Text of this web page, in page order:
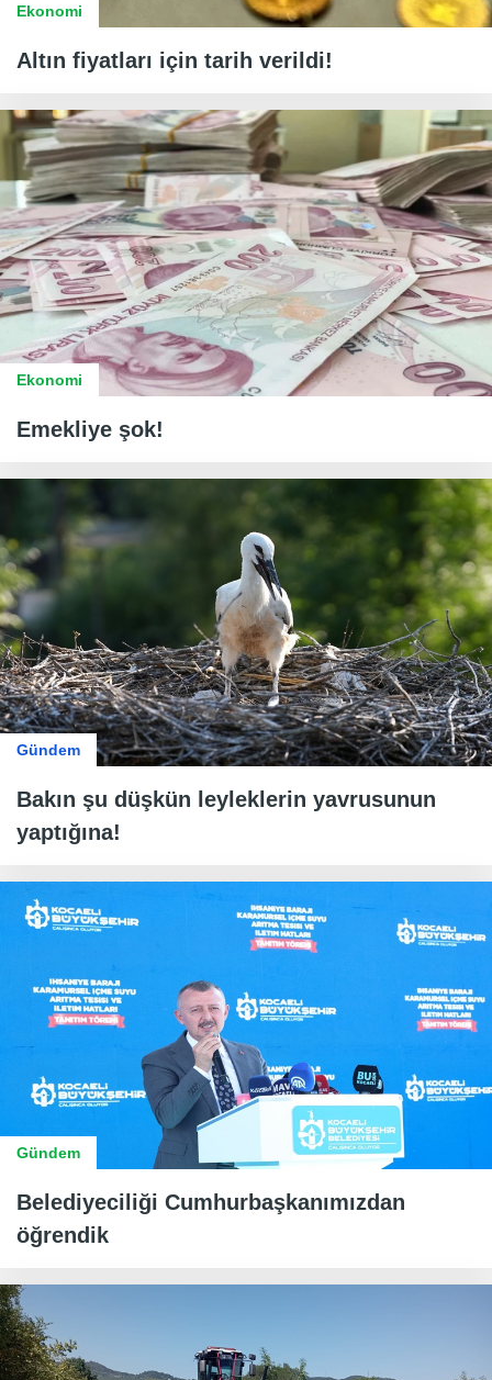
Ekonomi
Altın fiyatları için tarih verildi!
Ekonomi
Emekliye şok!
Gündem
Bakın şu düşkün leyleklerin yavrusunun
yaptığına!
Gündem
Belediyeciliği Cumhurbaşkanımızdan
öğrendik